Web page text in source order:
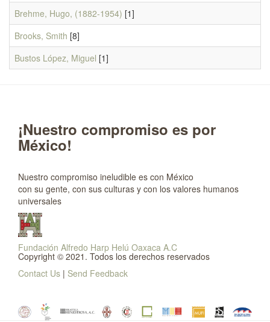
Brehme, Hugo, (1882-1954) [1]
Brooks, Smith [8]
Bustos López, Miguel [1]
¡Nuestro compromiso es por
México!
Nuestro compromiso ineludible es con México
con su gente, con sus culturas y con los valores humanos
universales
Fundación Alfredo Harp Helú Oaxaca A.C
Copyright © 2021. Todos los derechos reservados
Contact Us | Send Feedback